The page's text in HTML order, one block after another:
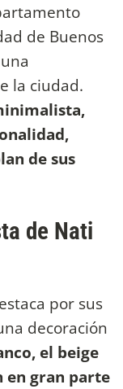
de Buenos
la ciudad.
de sus
de Nati
por sus
decoración
el beige
en gran parte